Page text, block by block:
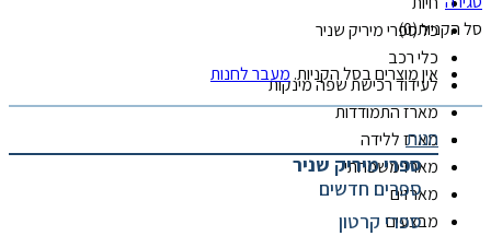
כל ספרי מיריק שניר
כלי רכב
לעידוד רכישת שפה מינקות
מארז התמודדות
מארז ללידה
מארז משפחתי
מארזים
מבצעים
סל הקניות(0)
אין מוצרים בסל הקניות. מעבר לחנות
חנות
ספרי מיריק שניר
ספרים חדשים
ספרי קרטון